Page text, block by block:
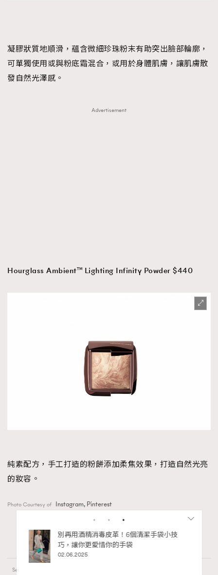
凝膠狀質地順滑，蘊含微細珍珠粉末有助突出臉部輪廓，
可單獨使用或與粉底霜混合，或用於身體肌膚，讓肌膚散
發自然光澤感。
Advertisement
Hourglass Ambient™ Lighting Infinity Powder $440
純素配方，手工打造的粉餅添加柔焦效果，打造自然光亮
的妝容。
Photo Courtesy of Instagram, Pinterest
Series:
別再用酒精消毒皮革！6個清潔手袋小技
巧，讓你更愛惜你的手袋
02.06.2025